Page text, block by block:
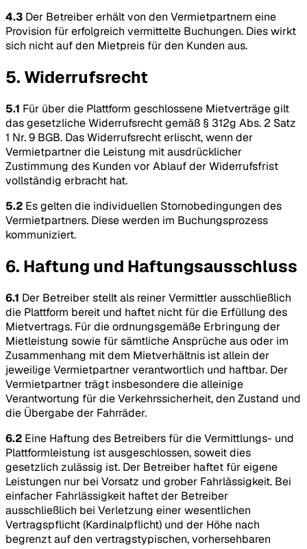
4.3 Der Betreiber erhält von den Vermietpartnern eine
Provision für erfolgreich vermittelte Buchungen. Dies wirkt
sich nicht auf den Mietpreis für den Kunden aus.
5. Widerrufsrecht
5.1 Für über die Plattform geschlossene Mietverträge gilt
das gesetzliche Widerrufsrecht gemäß § 312g Abs. 2 Satz
1 Nr. 9 BGB. Das Widerrufsrecht erlischt, wenn der
Vermietpartner die Leistung mit ausdrücklicher
Zustimmung des Kunden vor Ablauf der Widerrufsfrist
vollständig erbracht hat.
5.2 Es gelten die individuellen Stornobedingungen des
Vermietpartners. Diese werden im Buchungsprozess
kommuniziert.
6. Haftung und Haftungsausschluss
6.1 Der Betreiber stellt als reiner Vermittler ausschließlich
die Plattform bereit und haftet nicht für die Erfüllung des
Mietvertrags. Für die ordnungsgemäße Erbringung der
Mietleistung sowie für sämtliche Ansprüche aus oder im
Zusammenhang mit dem Mietverhältnis ist allein der
jeweilige Vermietpartner verantwortlich und haftbar. Der
Vermietpartner trägt insbesondere die alleinige
Verantwortung für die Verkehrssicherheit, den Zustand und
die Übergabe der Fahrräder.
6.2 Eine Haftung des Betreibers für die Vermittlungs- und
Plattformleistung ist ausgeschlossen, soweit dies
gesetzlich zulässig ist. Der Betreiber haftet für eigene
Leistungen nur bei Vorsatz und grober Fahrlässigkeit. Bei
einfacher Fahrlässigkeit haftet der Betreiber
ausschließlich bei Verletzung einer wesentlichen
Vertragspflicht (Kardinalpflicht) und der Höhe nach
begrenzt auf den vertragstypischen, vorhersehbaren